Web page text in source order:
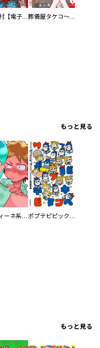
生贄の村【電子単行本版】 葬儀屋タケコ～あなたの最期、叶えます【電子単行本版】
もっと見る
ウンディーネ系彼氏 ポプテピピック SEASON EIGHT
もっと見る